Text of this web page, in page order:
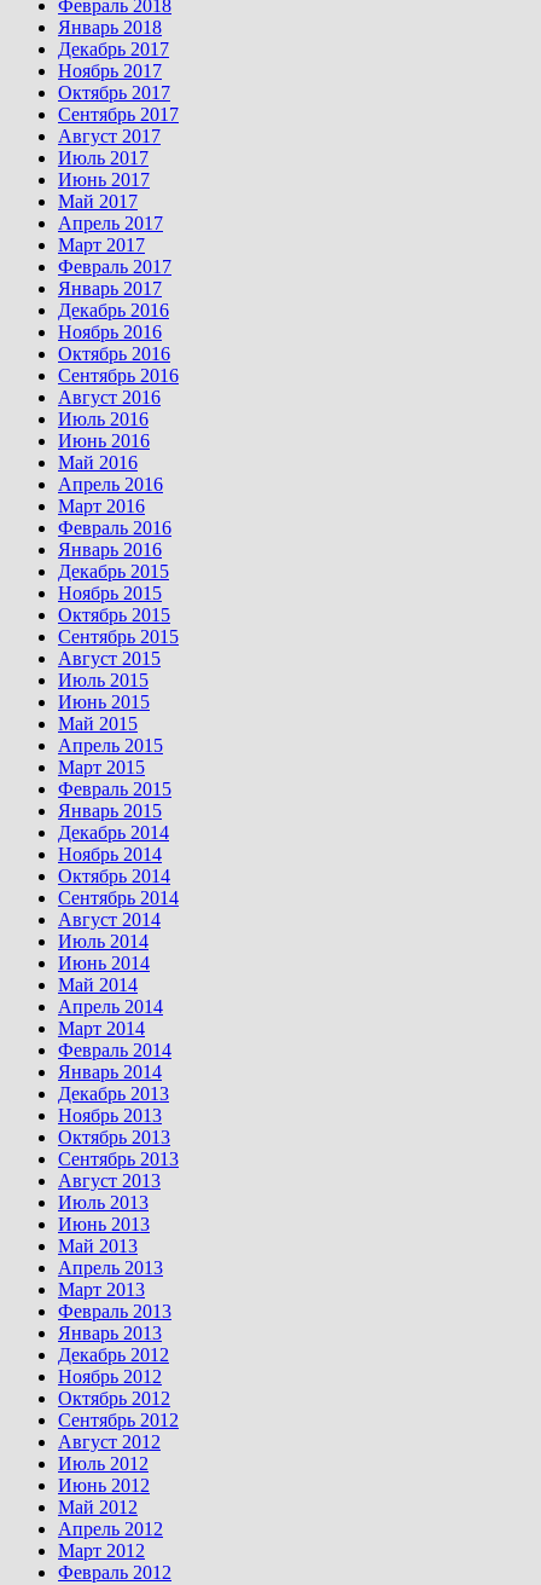
Февраль 2018
Январь 2018
Декабрь 2017
Ноябрь 2017
Октябрь 2017
Сентябрь 2017
Август 2017
Июль 2017
Июнь 2017
Май 2017
Апрель 2017
Март 2017
Февраль 2017
Январь 2017
Декабрь 2016
Ноябрь 2016
Октябрь 2016
Сентябрь 2016
Август 2016
Июль 2016
Июнь 2016
Май 2016
Апрель 2016
Март 2016
Февраль 2016
Январь 2016
Декабрь 2015
Ноябрь 2015
Октябрь 2015
Сентябрь 2015
Август 2015
Июль 2015
Июнь 2015
Май 2015
Апрель 2015
Март 2015
Февраль 2015
Январь 2015
Декабрь 2014
Ноябрь 2014
Октябрь 2014
Сентябрь 2014
Август 2014
Июль 2014
Июнь 2014
Май 2014
Апрель 2014
Март 2014
Февраль 2014
Январь 2014
Декабрь 2013
Ноябрь 2013
Октябрь 2013
Сентябрь 2013
Август 2013
Июль 2013
Июнь 2013
Май 2013
Апрель 2013
Март 2013
Февраль 2013
Январь 2013
Декабрь 2012
Ноябрь 2012
Октябрь 2012
Сентябрь 2012
Август 2012
Июль 2012
Июнь 2012
Май 2012
Апрель 2012
Март 2012
Февраль 2012